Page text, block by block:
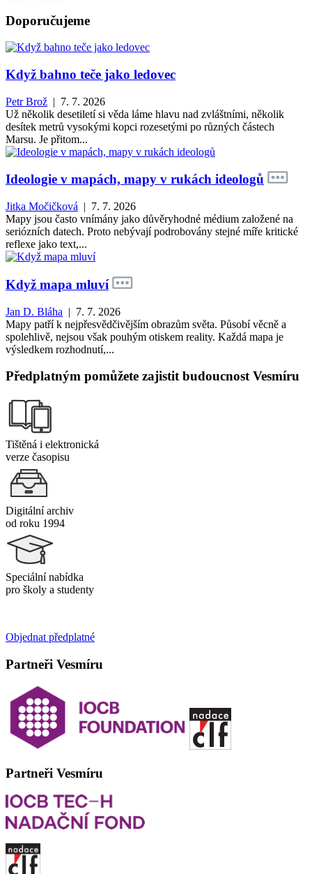
Doporučujeme
Když bahno teče jako ledovec
Petr Brož | 7. 7. 2026
Už několik desetiletí si věda láme hlavu nad zvláštními, několik
desítek metrů vysokými kopci rozesetými po různých částech
Marsu. Je přitom...
Ideologie v mapách, mapy v rukách ideologů
Jitka Močičková | 7. 7. 2026
Mapy jsou často vnímány jako důvěryhodné médium založené na
seriózních datech. Proto nebývají podrobovány stejné míře kritické
reflexe jako text,...
Když mapa mluví
Jan D. Bláha | 7. 7. 2026
Mapy patří k nejpřesvědčivějším obrazům světa. Působí věcně a
spolehlivě, nejsou však pouhým otiskem reality. Každá mapa je
výsledkem rozhodnutí,...
Předplatným pomůžete zajistit budoucnost Vesmíru
Tištěná i elektronická
verze časopisu
Digitální archiv
od roku 1994
Speciální nabídka
pro školy a studenty
Objednat předplatné
Partneři Vesmíru
Partneři Vesmíru